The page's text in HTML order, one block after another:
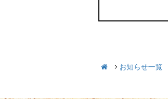
お知らせ一覧